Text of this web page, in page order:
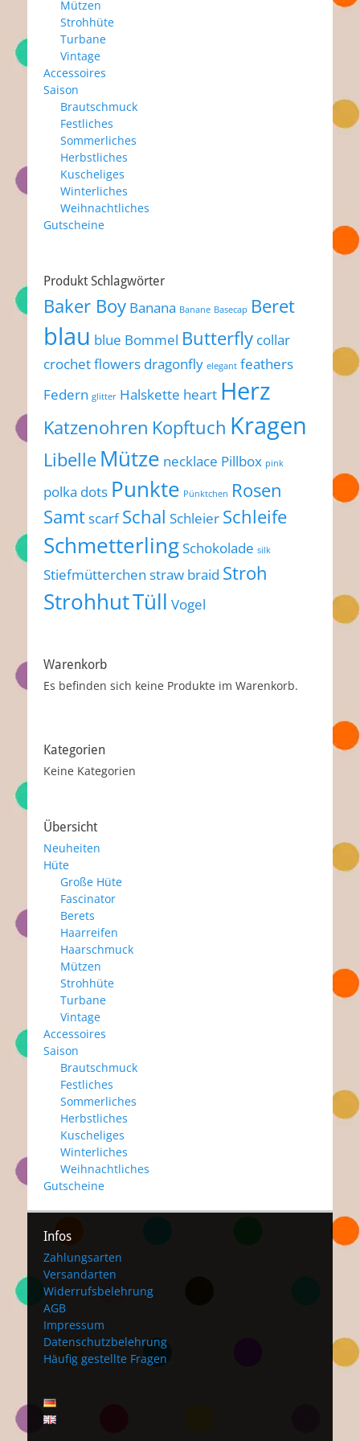
Mützen
Strohhüte
Turbane
Vintage
Accessoires
Saison
Brautschmuck
Festliches
Sommerliches
Herbstliches
Kuscheliges
Winterliches
Weihnachtliches
Gutscheine
Produkt Schlagwörter
Baker Boy Banana Banane Basecap Beret
blau blue Bommel Butterfly collar
crochet flowers dragonfly elegant feathers
Federn glitter Halskette heart Herz
Katzenohren Kopftuch Kragen
Libelle Mütze necklace Pillbox pink
polka dots Punkte Pünktchen Rosen
Samtscarf Schal Schleier Schleife
SchmetterlingSchokolade silk
Stiefmütterchen straw braid Stroh
StrohhutTüll Vogel
Warenkorb
Es befinden sich keine Produkte im Warenkorb.
Kategorien
Keine Kategorien
Übersicht
Neuheiten
Hüte
Große Hüte
Fascinator
Berets
Haarreifen
Haarschmuck
Mützen
Strohhüte
Turbane
Vintage
Accessoires
Saison
Brautschmuck
Festliches
Sommerliches
Herbstliches
Kuscheliges
Winterliches
Weihnachtliches
Gutscheine
Infos
Zahlungsarten
Versandarten
Widerrufsbelehrung
AGB
Impressum
Datenschutzbelehrung
Häufig gestellte Fragen